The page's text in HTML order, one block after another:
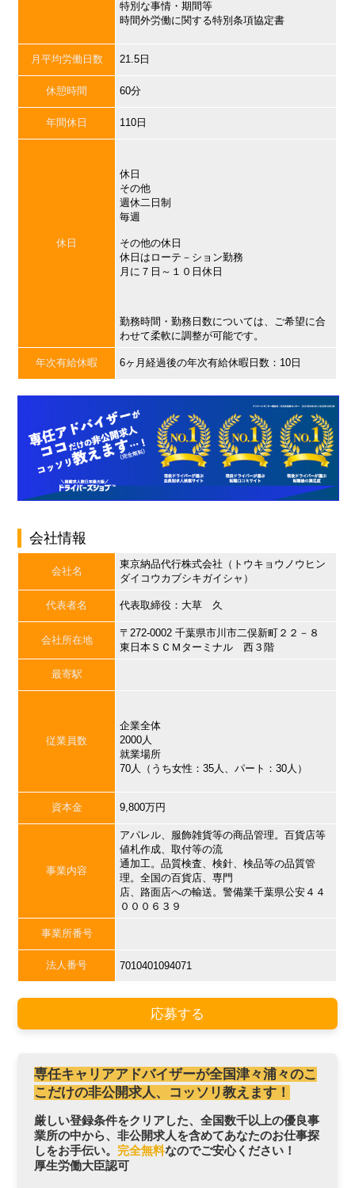
特別な事情・期間等
時間外労働に関する特別条項協定書
月平均労働日数 21.5日
休憩時間 60分
年間休日 110日
休日
休日
その他
週休二日制
毎週
その他の休日
休日はローテ－ション勤務
月に７日～１０日休日
勤務時間・勤務日数については、ご希望に合
わせて柔軟に調整が可能です。
年次有給休暇 6ヶ月経過後の年次有給休暇日数：10日
会社情報
会社名
東京納品代行株式会社（トウキョウノウヒン
ダイコウカブシキガイシャ）
代表者名 代表取締役：大草 久
会社所在地
〒272-0002 千葉県市川市二俣新町２２－８
東日本ＳＣＭターミナル 西３階
最寄駅
従業員数
企業全体
2000人
就業場所
70人（うち女性：35人、パート：30人）
資本金 9,800万円
事業内容
アパレル、服飾雑貨等の商品管理。百貨店等
値札作成、取付等の流
通加工。品質検査、検針、検品等の品質管
理。全国の百貨店、専門
店、路面店への輸送。警備業千葉県公安４４
０００６３９
事業所番号
法人番号 7010401094071
応募する
専任キャリアアドバイザーが全国津々浦々のこ
こだけの非公開求人、コッソリ教えます！
厳しい登録条件をクリアした、全国数千以上の優良事
業所の中から、非公開求人を含めてあなたのお仕事探
しをお手伝い。 完全無料なのでご安心ください！
厚生労働大臣認可